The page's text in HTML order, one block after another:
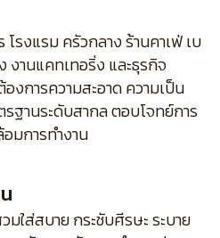
รงแรม ครัวกลาง ร้านคาเฟ่ เบ
งานแคทเทอริ่ง และธุรกิจ
งการความสะอาด ความเป็น
ฐานระดับสากล ตอบโจทย์การ
มการทำงาน
ใส่สบาย กระชับศีรษะ ระบาย